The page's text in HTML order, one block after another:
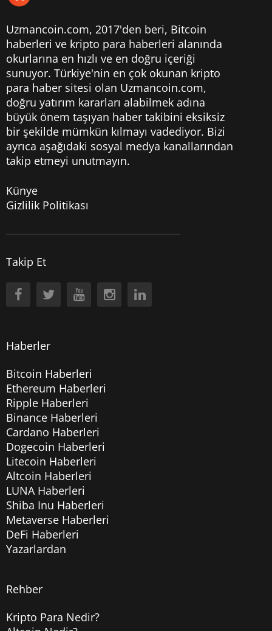
Uzmancoin.com, 2017'den beri, Bitcoin
haberleri ve kripto para haberleri alanında
okurlarına en hızlı ve en doğru içeriği
sunuyor. Türkiye'nin en çok okunan kripto
para haber sitesi olan Uzmancoin.com,
doğru yatırım kararları alabilmek adına
büyük önem taşıyan haber takibini eksiksiz
bir şekilde mümkün kılmayı vadediyor. Bizi
ayrıca aşağıdaki sosyal medya kanallarından
takip etmeyi unutmayın.
Künye
Gizlilik Politikası
Takip Et
Haberler
Bitcoin Haberleri
Ethereum Haberleri
Ripple Haberleri
Binance Haberleri
Cardano Haberleri
Dogecoin Haberleri
Litecoin Haberleri
Altcoin Haberleri
LUNA Haberleri
Shiba Inu Haberleri
Metaverse Haberleri
DeFi Haberleri
Yazarlardan
Rehber
Kripto Para Nedir?